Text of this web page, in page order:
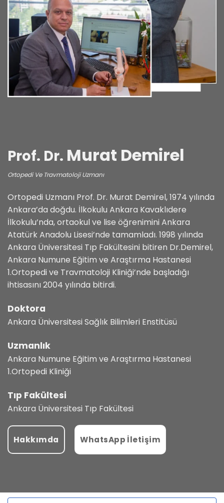
Prof. Dr. Murat Demirel
Ortopedi Ve Travmatoloji Uzmanı
Ortopedi Uzmanı Prof. Dr. Murat Demirel, 1974 yılında
Ankara’da doğdu. İlkokulu Ankara Kavaklıdere
İlkokulu’nda, ortaokul ve lise öğrenimini Ankara
Atatürk Anadolu Lisesi’nde tamamladı. 1998 yılında
Ankara Üniversitesi Tıp Fakültesini bitiren Dr.Demirel,
Ankara Numune Eğitim ve Araştırma Hastanesi
1.Ortopedi ve Travmatoloji Kliniği’nde başladığı
ihtisasını 2004 yılında bitirdi.
Doktora
Ankara Üniversitesi Sağlık Bilimleri Enstitüsü
Uzmanlık
Ankara Numune Eğitim ve Araştırma Hastanesi
1.Ortopedi Kliniği
Tıp Fakültesi
Ankara Üniversitesi Tıp Fakültesi
Hakkımda WhatsApp İletişim